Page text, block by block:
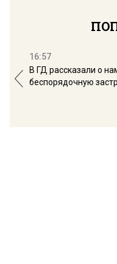
16:57
В ГД рассказали о
беспорядочную